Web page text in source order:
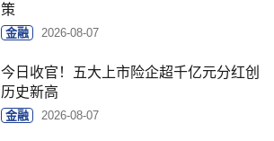
策
金融 2026-08-07
今日收官！五大上市险企超千亿元分红创
历史新高
金融 2026-08-07